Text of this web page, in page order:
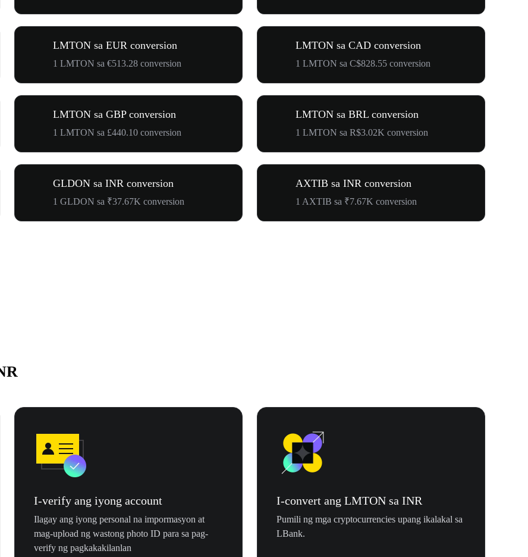
LMTON sa EUR conversion
1 LMTON sa €513.28 conversion
LMTON sa CAD conversion
1 LMTON sa C$828.55 conversion
LMTON sa GBP conversion
1 LMTON sa £440.10 conversion
LMTON sa BRL conversion
1 LMTON sa R$3.02K conversion
GLDON sa INR conversion
1 GLDON sa ₹37.67K conversion
AXTIB sa INR conversion
1 AXTIB sa ₹7.67K conversion
I-verify ang iyong account
Ilagay ang iyong personal na impormasyon at
mag-upload ng wastong photo ID para sa pag-
verify ng pagkakakilanlan
I-convert ang LMTON sa INR
Pumili ng mga cryptocurrencies upang ikalakal sa
LBank.